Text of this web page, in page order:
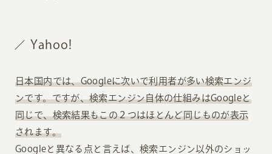
Yahoo!
日本国内では、Googleに次いで利用者が多い検索エンジ
ンです。ですが、検索エンジン自体の仕組みはGoogleと
同じで、検索結果もこの２つはほとんど同じものが表示
されます。
Googleと異なる点と言えば、検索エンジン以外のショッ